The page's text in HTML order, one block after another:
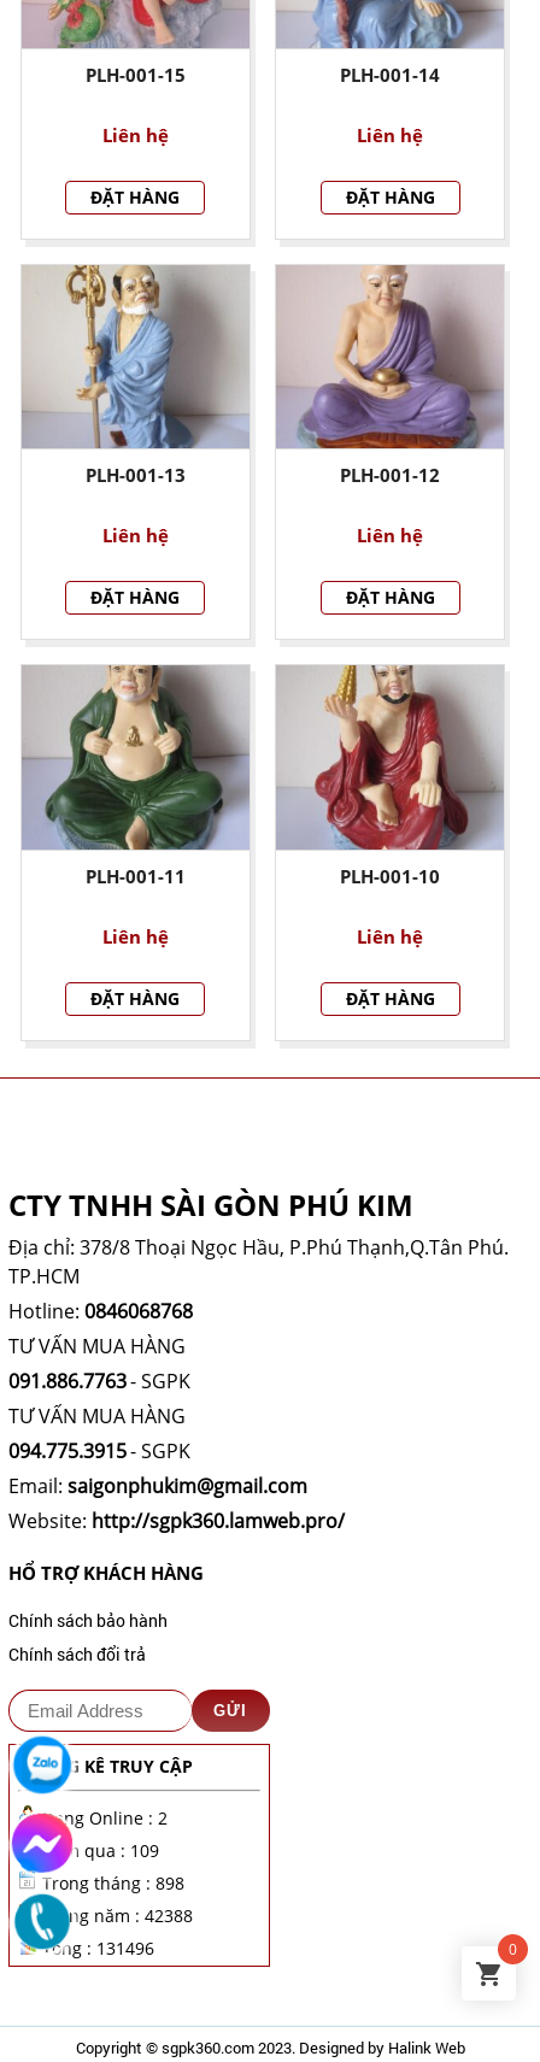
PLH-001-15
Liên hệ
ĐẶT HÀNG
PLH-001-14
Liên hệ
ĐẶT HÀNG
PLH-001-13
Liên hệ
ĐẶT HÀNG
PLH-001-12
Liên hệ
ĐẶT HÀNG
PLH-001-11
Liên hệ
ĐẶT HÀNG
PLH-001-10
Liên hệ
ĐẶT HÀNG
CTY TNHH SÀI GÒN PHÚ KIM
Địa chỉ: 378/8 Thoại Ngọc Hầu, P.Phú Thạnh,Q.Tân Phú.
TP.HCM
Hotline: 0846068768
TƯ VẤN MUA HÀNG
091.886.7763- SGPK
TƯ VẤN MUA HÀNG
094.775.3915- SGPK
Email: saigonphukim@gmail.com
Website: http://sgpk360.lamweb.pro/
HỔ TRỢ KHÁCH HÀNG
Chính sách bảo hành
Chính sách đổi trả
THỐNG KÊ TRUY CẬP
Đang Online : 2
Hôm qua : 109
Trong tháng : 898
Trong năm : 42388
Tổng : 131496
Copyright ©sgpk360.com2023. Designed by Halink Web
0